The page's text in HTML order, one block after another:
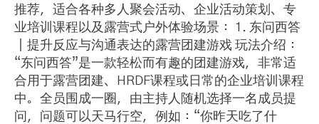
推荐，适合各种多⼈聚会活动、企业活动策划、专
业培训课程以及露营式户外体验场景： 1. 东问西答
｜提升反应与沟通表达的露营团建游戏 玩法介绍：
“东问西答”是一款轻松而有趣的团建游戏，非常适
合用于露营团建、HRDF课程或日常的企业培训课程
中。全员围成一圈，由主持人随机选择一名成员提
问，问题可以天马行空，例如：“你昨天吃了什